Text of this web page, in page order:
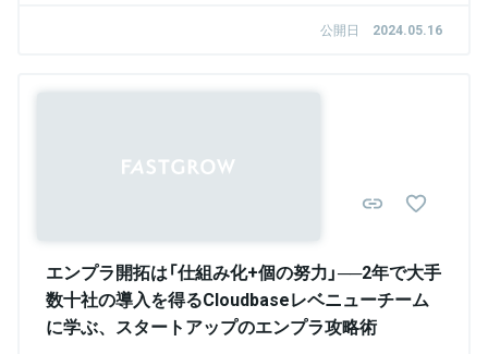
公開日 2024.05.16
エンプラ開拓は「仕組み化+個の努力」──2年で大手
数十社の導入を得るCloudbaseレベニューチーム
に学ぶ、スタートアップのエンプラ攻略術